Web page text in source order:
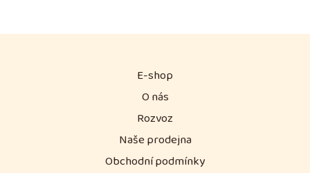
E-shop
O nás
Rozvoz
Naše prodejna
Obchodní podmínky